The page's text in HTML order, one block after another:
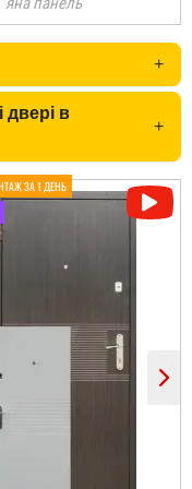
Ірина
+
двері в
+